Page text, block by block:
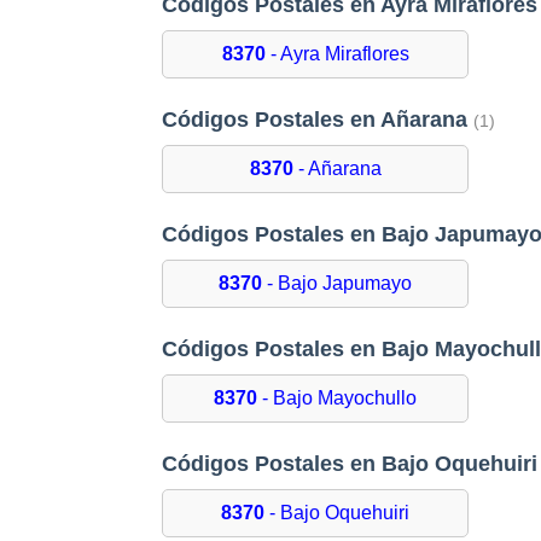
Códigos Postales en Ayra Miraflores
8370- Ayra Miraflores
Códigos Postales en Añarana (1)
8370- Añarana
Códigos Postales en Bajo Japumayo
8370 - Bajo Japumayo
Códigos Postales en Bajo
8370 - Bajo Mayochullo
Códigos Postales en Bajo Oquehuiri
8370 - Bajo Oquehuiri